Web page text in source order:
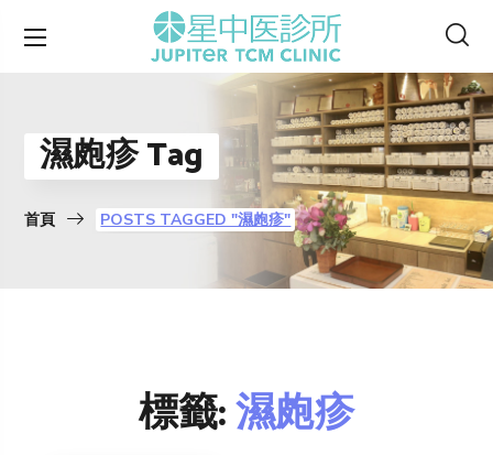
濕皰疹 Tag
首頁 POSTS TAGGED "濕皰疹"
標籤:濕皰疹